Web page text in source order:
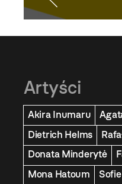
Artyści
Akira Inumaru
Dietrich Helms
Donata Minderytė
Mona Hatoum